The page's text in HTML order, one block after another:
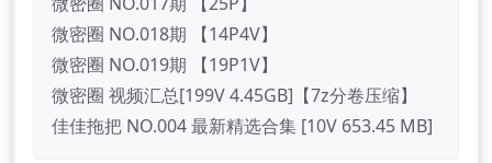
微密圈 NO.018期 【14P4V】
微密圈 NO.019期 【19P1V】
微密圈 视频汇总[199V 4.45GB]【7z分卷压缩】
佳佳拖把 NO.004 最新精选合集 [10V 653.45 MB]